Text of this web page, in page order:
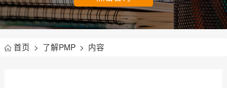
首页 > 了解PMP > 内容